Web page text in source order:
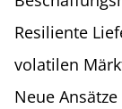
Resiliente
volatilen
Neue